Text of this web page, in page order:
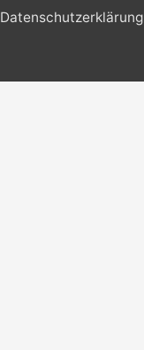
Datenschutzerklärung